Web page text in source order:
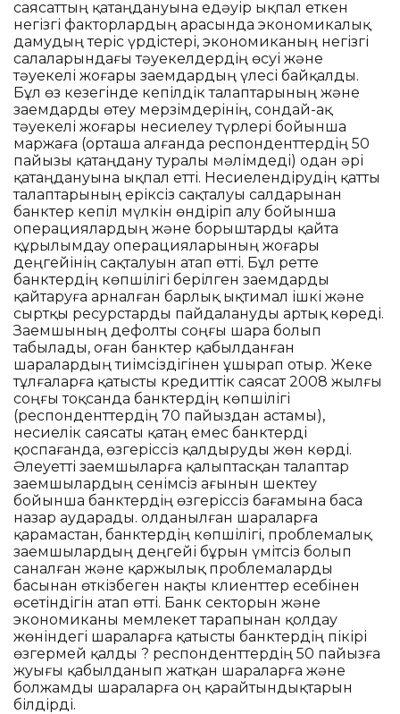
саясаттың қатаңдануына едәуір ықпал еткен
негізгі факторлардың арасында экономикалық
дамудың теріс үрдістері, экономиканың негізгі
салаларындағы тәуекелдердің өсуі және
тәуекелі жоғары заемдардың үлесі байқалды.
Бұл өз кезегінде кепілдік талаптарының және
заемдарды өтеу мерзімдерінің, сондай-ақ
тәуекелі жоғары несиелеу түрлері бойынша
маржаға (орташа алғанда респонденттердің 50
пайызы қатаңдану туралы мәлімдеді) одан әрі
қатаңдануына ықпал етті. Несиелендірудің қатты
талаптарының еріксіз сақталуы салдарынан
банктер кепіл мүлкін өндіріп алу бойынша
операциялардың және борыштарды қайта
құрылымдау операцияларының жоғары
деңгейінің сақталуын атап өтті. Бұл ретте
банктердің көпшілігі берілген заемдарды
қайтаруға арналған барлық ықтимал ішкі және
сыртқы ресурстарды пайдалануды артық көреді.
Заемшының дефолты соңғы шара болып
табылады, оған банктер қабылданған
шаралардың тиімсіздігінен ұшырап отыр. Жеке
тұлғаларға қатысты кредиттік саясат 2008 жылғы
соңғы тоқсанда банктердің көпшілігі
(респонденттердің 70 пайыздан астамы),
несиелік саясаты қатаң емес банктерді
қоспағанда, өзгеріссіз қалдыруды жөн көрді.
Әлеуетті заемшыларға қалыптасқан талаптар
заемшылардың сенімсіз ағынын шектеу
бойынша банктердің өзгеріссіз бағамына баса
назар аударады. Қолданылған шараларға
қарамастан, банктердің көпшілігі, проблемалық
заемшылардың деңгейі бұрын үмітсіз болып
саналған және қаржылық проблемаларды
басынан өткізбеген нақты клиенттер есебінен
өсетіндігін атап өтті. Банк секторын және
экономиканы мемлекет тарапынан қолдау
жөніндегі шараларға қатысты банктердің пікірі
өзгермей қалды ? респонденттердің 50 пайызға
жуығы қабылданып жатқан шараларға және
болжамды шараларға оң қарайтындықтарын
білдірді.